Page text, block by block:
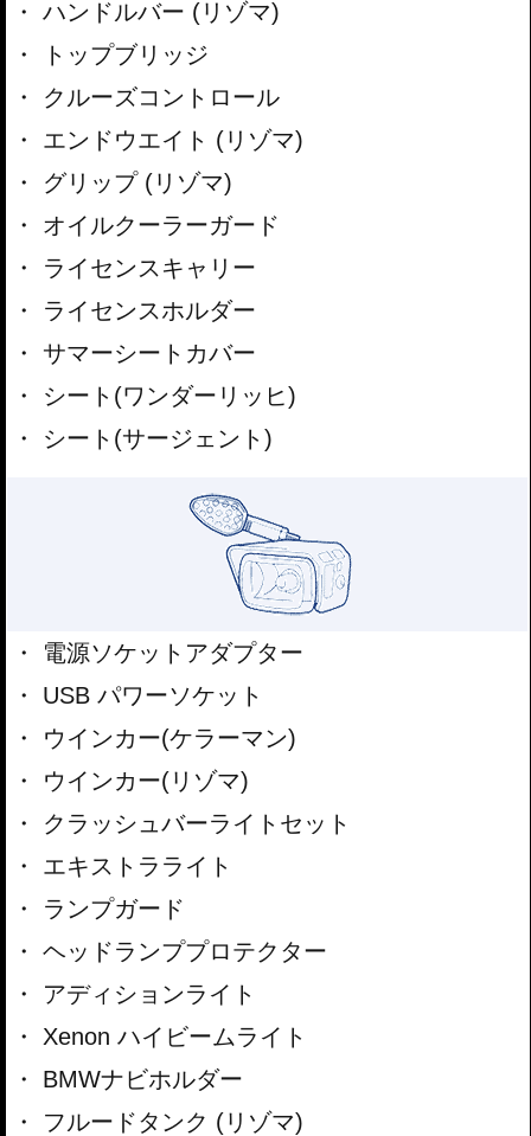
ハンドルバー (リゾマ)
トップブリッジ
クルーズコントロール
エンドウエイト (リゾマ)
グリップ (リゾマ)
オイルクーラーガード
ライセンスキャリー
ライセンスホルダー
サマーシートカバー
シート(ワンダーリッヒ)
シート(サージェント)
電源ソケットアダプター
USB パワーソケット
ウインカー(ケラーマン)
ウインカー(リゾマ)
クラッシュバーライトセット
エキストラライト
ランプガード
ヘッドランププロテクター
アディションライト
Xenon ハイビームライト
BMWナビホルダー
フルードタンク (リゾマ)